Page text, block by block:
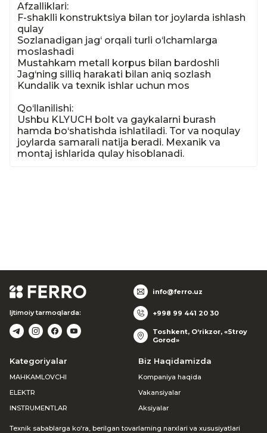
Afzalliklari:
F-shaklli konstruktsiya bilan tor joylarda ishlash
qulay
Sozlanadigan jag‘ orqali turli o‘lchamlarga
moslashadi
Mustahkam metall korpus bilan bardoshli
Jag‘ning silliq harakati bilan aniq sozlash
Kundalik va texnik ishlar uchun mos
Qo‘llanilishi:
Ushbu KLYUCH bolt va gaykalarni burash
hamda bo‘shatishda ishlatiladi. Tor va noqulay
joylarda samarali natija beradi. Mexanik va
montaj ishlarida qulay hisoblanadi.
Ijtimoiy tarmoqlarda:
info@ferro.uz
+998 99 441 20 30
Toshkent, O‘rikzor, «Stroy
Gorod»
Kategoriyalar
MAHKAMLOVCHI
ELEKTR
INSTRUMENTLAR
Biz Haqidamizda
Kompaniya haqida
Vakansiyalar
Aksiyalar
Texnik sabablarga ko‘ra, berilgan tovarlarning narxlari va xususiyatlari